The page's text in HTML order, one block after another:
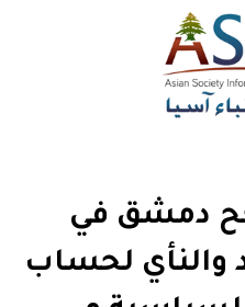
دمشق في
والنأي لحساب